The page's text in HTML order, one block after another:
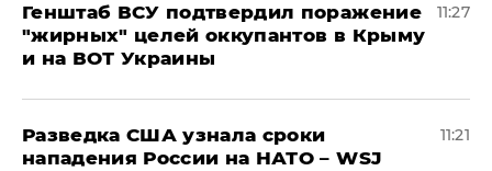
Генштаб ВСУ подтвердил поражение
"жирных" целей оккупантов в Крыму
и на ВОТ Украины
11:27
Разведка США узнала сроки
нападения России на НАТО – WSJ
11:21